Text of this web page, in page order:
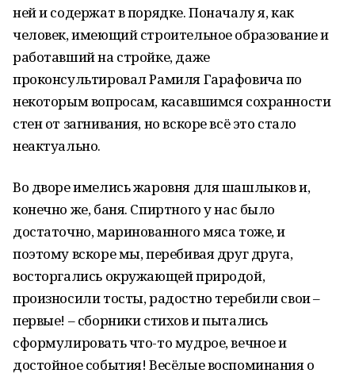
ней и содержат в порядке. Поначалу я, как
человек, имеющий строительное образование и
работавший на стройке, даже
проконсультировал Рамиля Гарафовича по
некоторым вопросам, касавшимся сохранности
стен от загнивания, но вскоре всё это стало
неактуально.
Во дворе имелись жаровня для шашлыков и,
конечно же, баня. Спиртного у нас было
достаточно, маринованного мяса тоже, и
поэтому вскоре мы, перебивая друг друга,
восторгались окружающей природой,
произносили тосты, радостно теребили свои –
первые! – сборники стихов и пытались
сформулировать что-то мудрое, вечное и
достойное события! Весёлые воспоминания о